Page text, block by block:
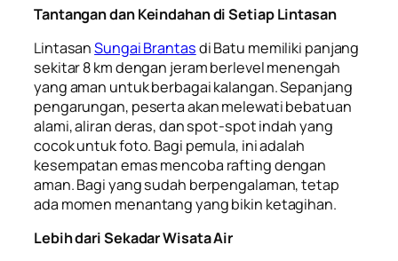
Tantangan dan Keindahan di Setiap Lintasan
LintasanSungai Brantasdi Batu memiliki panjang
sekitar 8 km dengan jeram berlevel menengah
yang aman untuk berbagai kalangan. Sepanjang
pengarungan, peserta akan melewati bebatuan
alami, aliran deras, dan spot-spot indah yang
cocok untuk foto. Bagi pemula, ini adalah
kesempatan emas mencoba rafting dengan
aman. Bagi yang sudah berpengalaman, tetap
ada momen menantang yang bikin ketagihan.
Lebih dari Sekadar Wisata Air